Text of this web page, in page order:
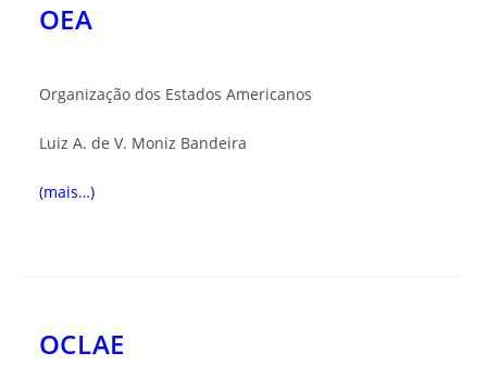
OEA
Organização dos Estados Americanos
Luiz A. de V. Moniz Bandeira
(mais…)
OCLAE